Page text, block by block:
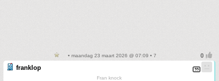
• maandag 23 maart 2026 @ 07:09 • 7
franklop
Fran knock